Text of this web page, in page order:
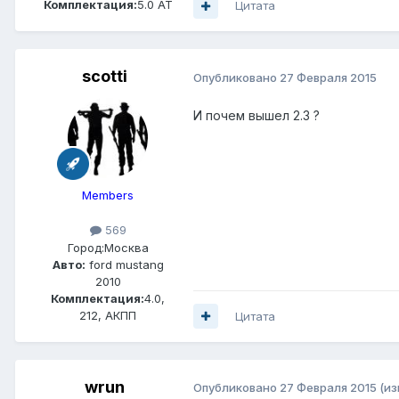
Комплектация:5.0 AT Цитата
scotti
Members
569
Город:Москва
Авто: ford mustang
2010
Комплектация:4.0,
212, АКПП
Опубликовано 27 Февраля 2015
И почем вышел 2.3 ?
Цитата
wrun Опубликовано 27 Февраля 2015